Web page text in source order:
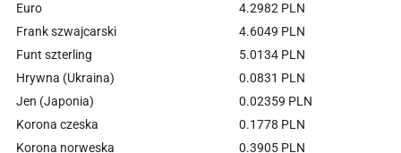
Euro
4.2982 PLN
Frank szwajcarski
4.6049 PLN
Funt szterling
5.0134 PLN
Hrywna (Ukraina)
0.0831 PLN
Jen (Japonia)
0.02359 PLN
Korona czeska
0.1778 PLN
Korona norweska
0.3905 PLN